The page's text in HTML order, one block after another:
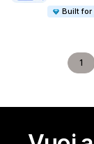
Built for
1